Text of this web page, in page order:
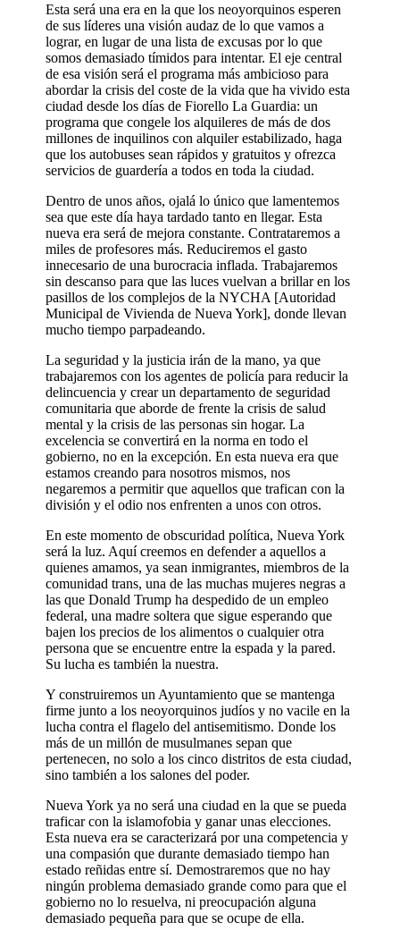
Esta será una era en la que los neoyorquinos esperen
de sus líderes una visión audaz de lo que vamos a
lograr, en lugar de una lista de excusas por lo que
somos demasiado tímidos para intentar. El eje central
de esa visión será el programa más ambicioso para
abordar la crisis del coste de la vida que ha vivido esta
ciudad desde los días de Fiorello La Guardia: un
programa que congele los alquileres de más de dos
millones de inquilinos con alquiler estabilizado, haga
que los autobuses sean rápidos y gratuitos y ofrezca
servicios de guardería a todos en toda la ciudad.
Dentro de unos años, ojalá lo único que lamentemos
sea que este día haya tardado tanto en llegar. Esta
nueva era será de mejora constante. Contrataremos a
miles de profesores más. Reduciremos el gasto
innecesario de una burocracia inflada. Trabajaremos
sin descanso para que las luces vuelvan a brillar en los
pasillos de los complejos de la NYCHA [Autoridad
Municipal de Vivienda de Nueva York], donde llevan
mucho tiempo parpadeando.
La seguridad y la justicia irán de la mano, ya que
trabajaremos con los agentes de policía para reducir la
delincuencia y crear un departamento de seguridad
comunitaria que aborde de frente la crisis de salud
mental y la crisis de las personas sin hogar. La
excelencia se convertirá en la norma en todo el
gobierno, no en la excepción. En esta nueva era que
estamos creando para nosotros mismos, nos
negaremos a permitir que aquellos que trafican con la
división y el odio nos enfrenten a unos con otros.
En este momento de obscuridad política, Nueva York
será la luz. Aquí creemos en defender a aquellos a
quienes amamos, ya sean inmigrantes, miembros de la
comunidad trans, una de las muchas mujeres negras a
las que Donald Trump ha despedido de un empleo
federal, una madre soltera que sigue esperando que
bajen los precios de los alimentos o cualquier otra
persona que se encuentre entre la espada y la pared.
Su lucha es también la nuestra.
Y construiremos un Ayuntamiento que se mantenga
firme junto a los neoyorquinos judíos y no vacile en la
lucha contra el flagelo del antisemitismo. Donde los
más de un millón de musulmanes sepan que
pertenecen, no solo a los cinco distritos de esta ciudad,
sino también a los salones del poder.
Nueva York ya no será una ciudad en la que se pueda
traficar con la islamofobia y ganar unas elecciones.
Esta nueva era se caracterizará por una competencia y
una compasión que durante demasiado tiempo han
estado reñidas entre sí. Demostraremos que no hay
ningún problema demasiado grande como para que el
gobierno no lo resuelva, ni preocupación alguna
demasiado pequeña para que se ocupe de ella.